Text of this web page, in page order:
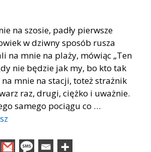
na szosie, padły pierwsze
w dziwny sposób rusza
na mnie na plaży, mówiąc „Ten
nie będzie jak my, bo kto tak
na mnie na stacji, toteż strażnik
raz, drugi, ciężko i uważnie.
samego pociągu co …